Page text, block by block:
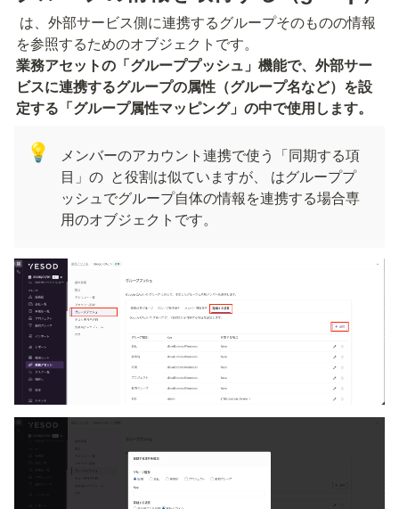
業務アセットの「グループプッシュ」機能で、外部サー
ビスに連携するグループの属性（グループ名など）を設
定する「グループ属性マッピング」の中で使用します。
💡
メンバーのアカウント連携で使う「同期する項
目」の と役割は似ていますが、
はグループプ
ッシュでグループ自体の情報を連携する場合専
用のオブジェクトです。